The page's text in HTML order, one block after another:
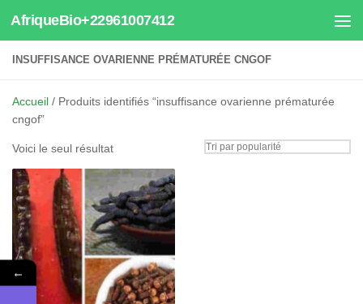
Au dessous du contenu
AfriqueBio+22961007412
INSUFFISANCE OVARIENNE PRÉMATURÉE CNGOF
Accueil / Produits identifiés “insuffisance ovarienne prématurée
cngof”
Voici le seul résultat
←